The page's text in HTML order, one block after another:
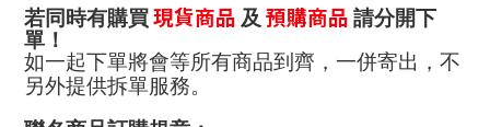
若同時有購買現貨商品 及 預購商品 請分開下
單！
如一起下單將會等所有商品到齊，一併寄出，不
另外提供拆單服務。